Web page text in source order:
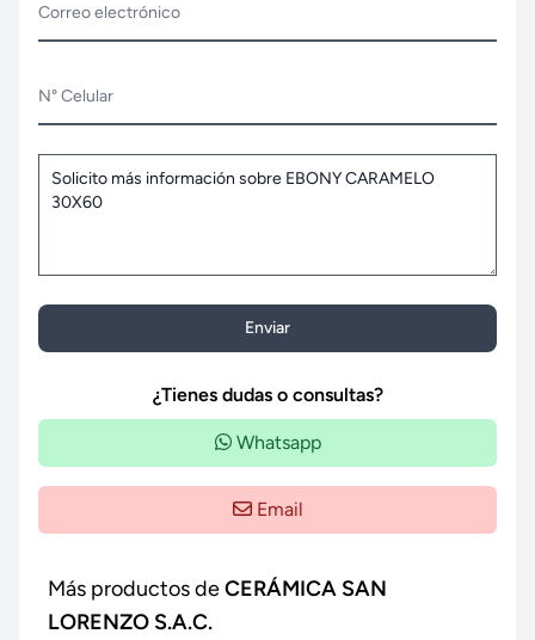
Correo electrónico
N° Celular
Enviar
¿Tienes dudas o consultas?
Whatsapp
Email
Más productos deCERÁMICA SAN
LORENZO S.A.C.